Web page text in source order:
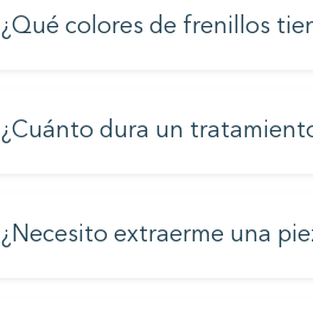
¿Qué colores de frenillos
¿Cuánto dura un
¿Necesito extraerme una